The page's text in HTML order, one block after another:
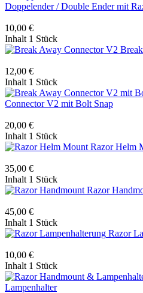
Doppelender / Double Ender mit
10,00 €
Inhalt 1 Stück
12,00 €
Inhalt 1 Stück
Connector V2 mit Bolt Snap
20,00 €
Inhalt 1 Stück
Razor Helm
35,00 €
Inhalt 1 Stück
Razor
45,00 €
Inhalt 1 Stück
Razor
10,00 €
Inhalt 1 Stück
Lampenhalter